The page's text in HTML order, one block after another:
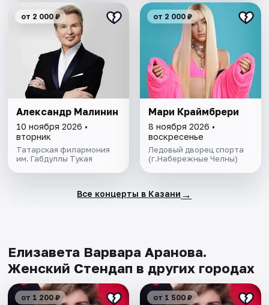
от 2 000 ₽
Александр Малинин
10 ноября 2026 •
вторник
Татарская филармония
им. Габдуллы Тукая
от 2 000 ₽
Мари Краймбрери
8 ноября 2026 •
воскресенье
Ледовый дворец спорта
(г.Набережные Челны)
Все концерты в Казани →
Елизавета Варвара Аранова.
Женский Стендап в других городах
от 1 200 ₽ от 1 500 ₽